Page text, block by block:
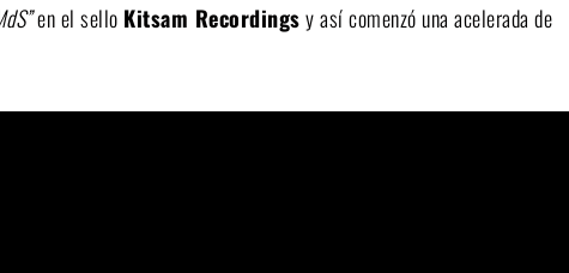
en el sello Kitsam Recordingsy así comenzó una acelerada de